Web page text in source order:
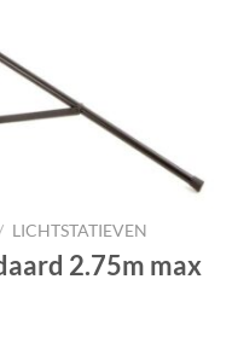
/ LICHTSTATIEVEN
2.75m max